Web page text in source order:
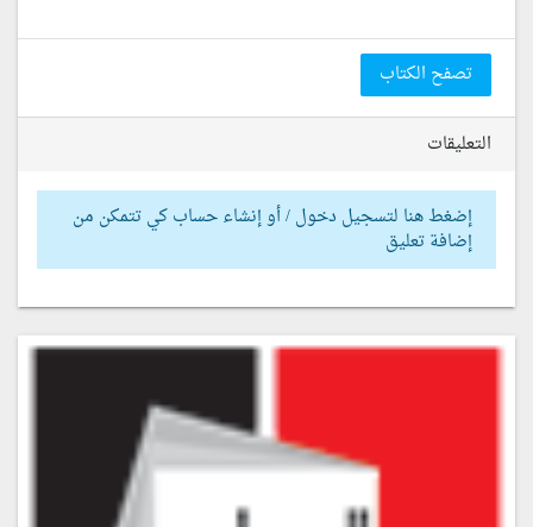
تصفح الكتاب
التعليقات
إضغط هنا لتسجيل دخول / أو إنشاء حساب كي تتمكن من
إضافة تعليق